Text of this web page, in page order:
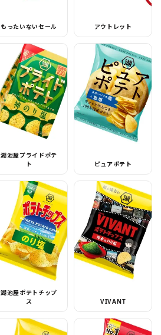
もったいないセール アウトレット
湖池屋プライドポテ
ト
ピュアポテト
湖池屋ポテトチップ
ス
VIVANT